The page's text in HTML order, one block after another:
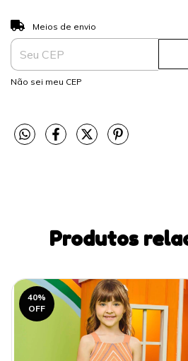
Entregas para o CEP:
Meios de envio
Não sei meu CEP
Produtos
40%
OFF